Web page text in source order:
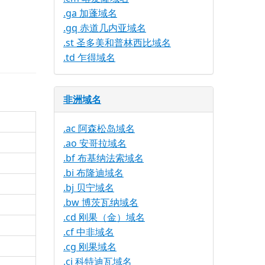
.ga 加蓬域名
.gq 赤道几内亚域名
.st 圣多美和普林西比域名
.td 乍得域名
非洲域名
.ac 阿森松岛域名
.ao 安哥拉域名
.bf 布基纳法索域名
.bi 布隆迪域名
.bj 贝宁域名
.bw 博茨瓦纳域名
.cd 刚果（金）域名
.cf 中非域名
.cg 刚果域名
.ci 科特迪瓦域名